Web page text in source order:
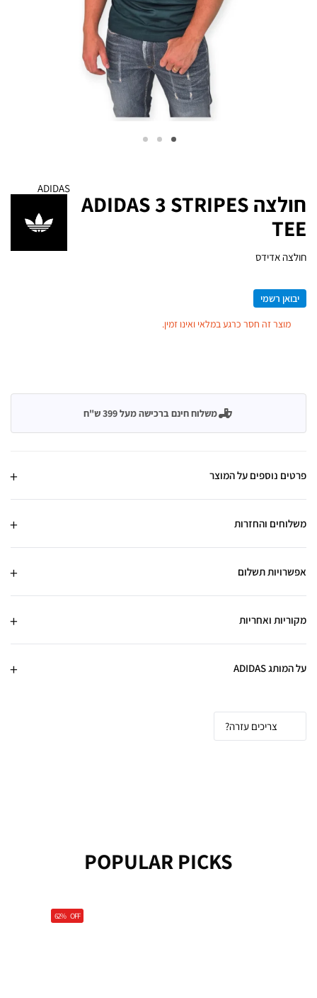
חולצה ADIDAS 3 STRIPES
TEE
ADIDAS
חולצה אדידס
יבואן רשמי
מוצר זה חסר כרגע במלאי ואינו זמין.
משלוח חינם ברכישה מעל 399 ש"ח
פרטים נוספים על המוצר
משלוחים והחזרות
אפשרויות תשלום
מקוריות ואחריות
על המותג ADIDAS
צריכים עזרה?
POPULAR PICKS
62% OFF